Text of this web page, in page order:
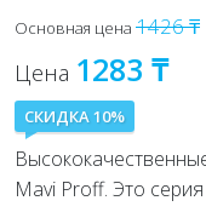
Основная цена 1426 ₸
Цена 1283 ₸
СКИДКА 10%
Mavi Proff. Это